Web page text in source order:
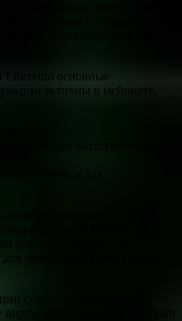
основные
активны в мейннете,
данных для масштабирования
реализации функционала
стало предложение
виртуальной машины Ethereum